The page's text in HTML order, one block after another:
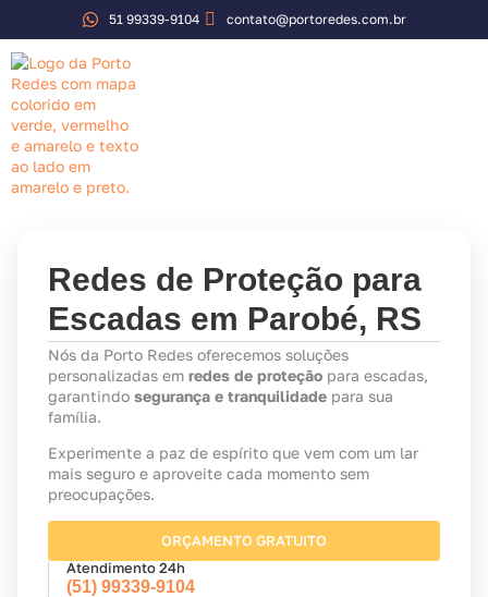
51 99339-9104 contato@portoredes.com.br
Redes de Proteção para
Escadas em Parobé, RS
Nós da Porto Redes oferecemos soluções
personalizadas em redes de proteção para escadas,
garantindo segurança e tranquilidade para sua
família.
Experimente a paz de espírito que vem com um lar
mais seguro e aproveite cada momento sem
preocupações.
ORÇAMENTO GRATUITO
Atendimento 24h
(51) 99339-9104